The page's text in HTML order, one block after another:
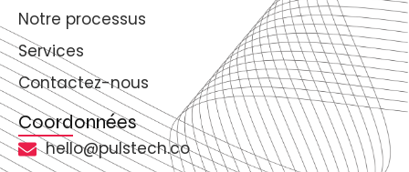
Notre processus
Services
Contactez-nous
Coordonnées
hello@pulstech.co